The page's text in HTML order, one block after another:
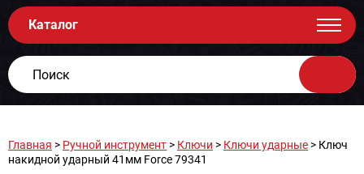
Каталог
Главная > Ручной инструмент > Ключи > Ключи ударные > Ключ
накидной ударный 41мм Force 79341